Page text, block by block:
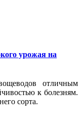
урожая на
отличным
к болезням.
сорта.